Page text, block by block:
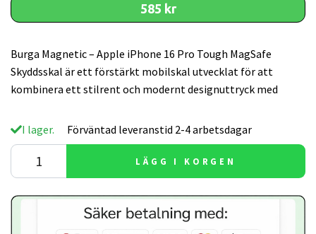
585 kr
Burga Magnetic – Apple iPhone 16 Pro Tough MagSafe
Skyddsskal är ett förstärkt mobilskal utvecklat för att
kombinera ett stilrent och modernt designuttryck med
I lager. Förväntad leveranstid 2-4 arbetsdagar
LÄGG I KORGEN